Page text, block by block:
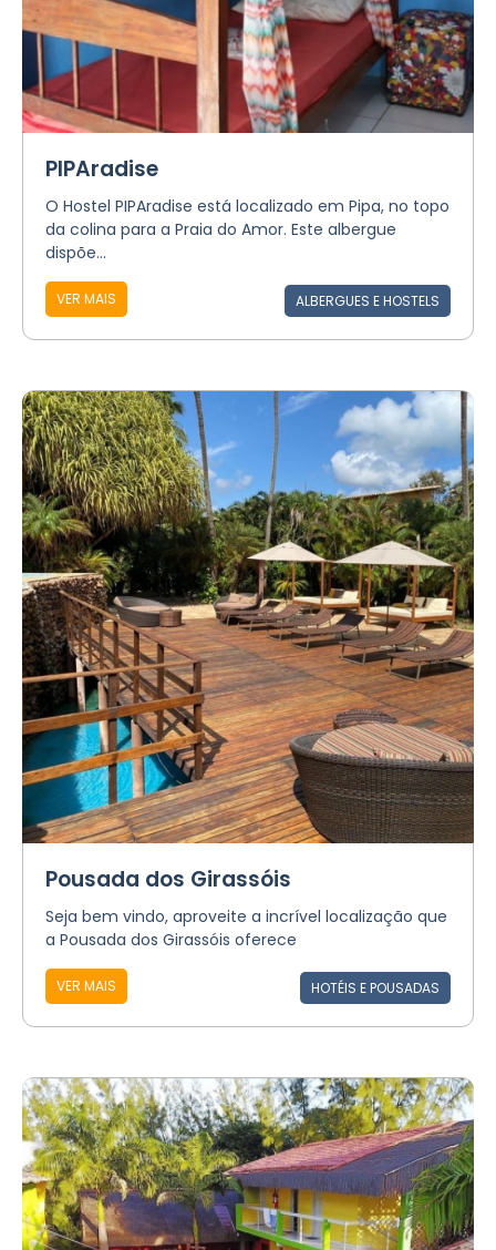
PIPAradise
O Hostel PIPAradise está localizado em Pipa, no topo
da colina para a Praia do Amor. Este albergue
dispõe...
VER MAIS ALBERGUES E HOSTELS
Pousada dos Girassóis
Seja bem vindo, aproveite a incrível localização que
a Pousada dos Girassóis oferece
VER MAIS HOTÉIS E POUSADAS